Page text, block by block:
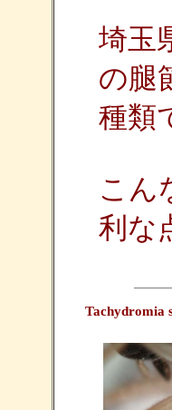
埼玉
の腿
種類
こん
利な
Tachydromia